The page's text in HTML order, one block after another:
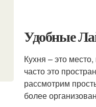
Удобные
Кухня – это
часто это
рассмотрим
более